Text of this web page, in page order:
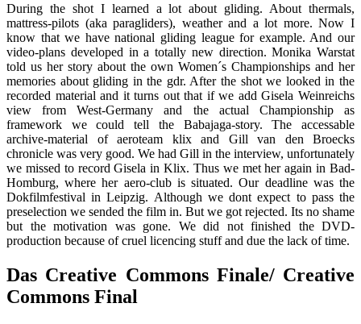
During the shot I learned a lot about gliding. About thermals,
mattress-pilots (aka paragliders), weather and a lot more. Now I
know that we have national gliding league for example. And our
video-plans developed in a totally new direction. Monika Warstat
told us her story about the own Women´s Championships and her
memories about gliding in the gdr. After the shot we looked in the
recorded material and it turns out that if we add Gisela Weinreichs
view from West-Germany and the actual Championship as
framework we could tell the Babajaga-story. The accessable
archive-material of aeroteam klix and Gill van den Broecks
chronicle was very good. We had Gill in the interview, unfortunately
we missed to record Gisela in Klix. Thus we met her again in Bad-
Homburg, where her aero-club is situated. Our deadline was the
Dokfilmfestival in Leipzig. Although we dont expect to pass the
preselection we sended the film in. But we got rejected. Its no shame
but the motivation was gone. We did not finished the DVD-
production because of cruel licencing stuff and due the lack of time.
Das Creative Commons Finale/ Creative
Commons Final